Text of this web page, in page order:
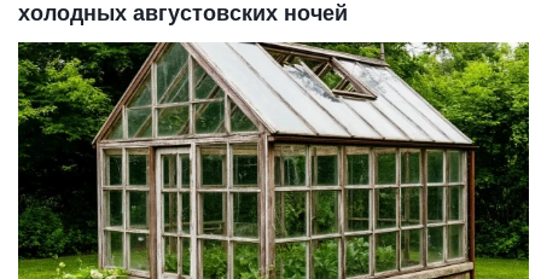
холодных августовских ночей